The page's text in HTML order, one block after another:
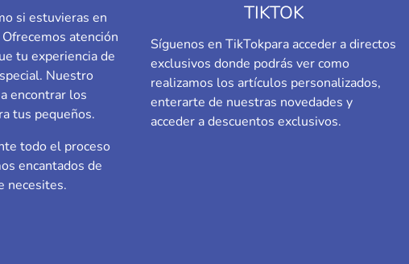
si estuvieras en
atención
tu experiencia de
Nuestro
encontrar los
tus pequeños.
todo el proceso
encantados de
necesites.
TIKTOK
Síguenos en TikTokpara acceder a directos
exclusivos donde podrás ver como
realizamos los artículos personalizados,
enterarte de nuestras novedades y
acceder a descuentos exclusivos.